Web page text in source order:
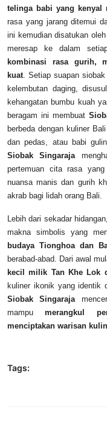
telinga babi yang kenyal
rasa yang jarang ditemui
ini kemudian disatukan oleh
meresap ke dalam
kombinasi rasa gurih,
kuat . Setiap suapan
kelembutan daging,
kehangatan bumbu kuah
beragam ini membuat
berbeda dengan kuliner
dan pedas, atau babi
Siobak Singaraja
pertemuan cita rasa
nuansa manis dan gurih
akrab bagi lidah orang Bali.
Lebih dari sekadar
makna simbolis yang
budaya Tionghoa dan
berabad-abad. Dari awal
kecil milik Tan Khe Lok
kuliner ikonik yang identik
Siobak Singaraja
mampumerangkul
menciptakan warisan
Tags: